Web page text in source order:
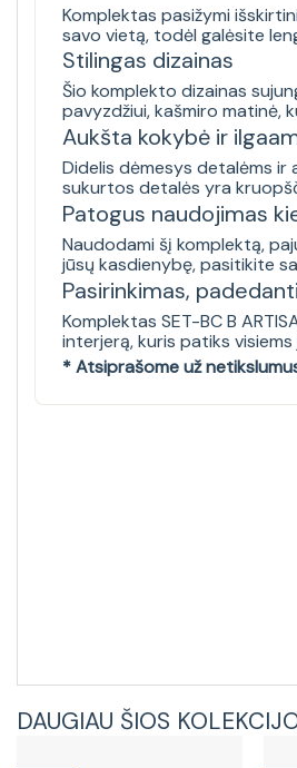
Komplektas pasižymi
savo vietą, todėl galėsite
Stilingas dizainas
Šio komplekto dizainas
pavyzdžiui, kašmiro matinė,
Aukšta kokybė ir
Didelis dėmesys detalėms ir
sukurtos detalės yra
Patogus naudojimas
Naudodami šį komplektą,
jūsų kasdienybę, pasitikite
Pasirinkimas,
Komplektas SET-BC B
interjerą, kuris patiks
* Atsiprašome už
DAUGIAU ŠIOS